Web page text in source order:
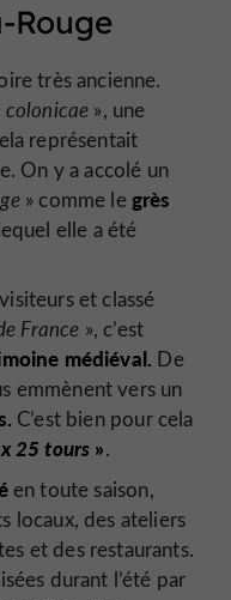
Rouge
très ancienne.
colonicae », une
représentait
On y a accolé un
» comme legrès
elle a été
et classé
France », c’est
médiéval. De
emmènent vers un
C’est bien pour cela
25 tours ».
en toute saison,
locaux, des ateliers
et des restaurants.
durant l’été par